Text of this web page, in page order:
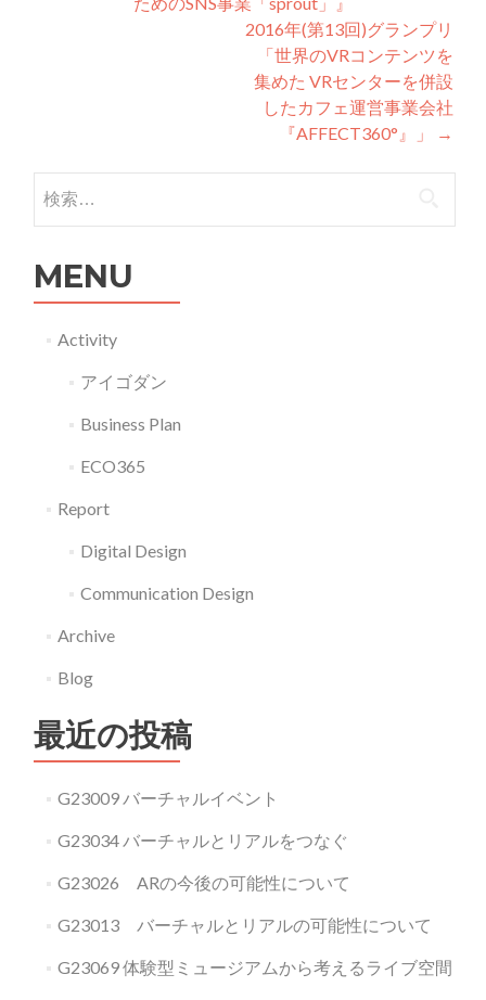
2016年(第13回)グランプリ
「世界のVRコンテンツを
集めた VRセンターを併設
したカフェ運営事業会社
『AFFECT360°』」
→
検索:
MENU
Activity
アイゴダン
Business Plan
ECO365
Report
Digital Design
Communication Design
Archive
Blog
最近の投稿
G23009 バーチャルイベント
G23034 バーチャルとリアルをつなぐ
G23026 ARの今後の可能性について
G23013 バーチャルとリアルの可能性について
G23069 体験型ミュージアムから考えるライブ空間